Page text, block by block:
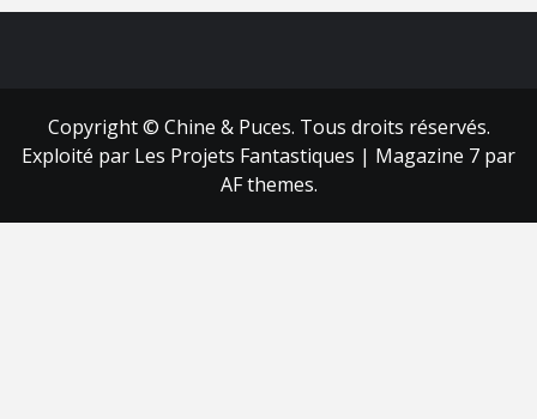
Copyright © Chine & Puces. Tous droits réservés.
Exploité par Les Projets Fantastiques | Magazine 7 par
AF themes.